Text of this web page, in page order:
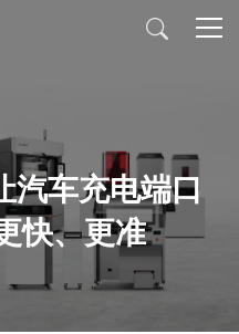
汽车充电端口
快、更准